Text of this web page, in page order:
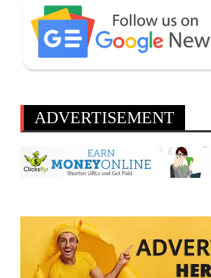
ADVERTISEMENT